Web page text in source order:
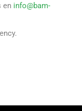
en info@bam-